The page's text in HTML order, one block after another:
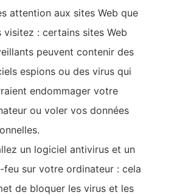
attention aux sites Web que
visitez : certains sites Web
peuvent contenir des
espions ou des virus qui
endommager votre
ou voler vos données
un logiciel antivirus et un
feu sur votre ordinateur : cela
de bloquer les virus et les